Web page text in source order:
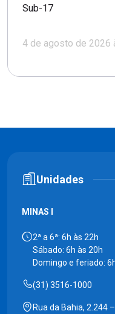
Sub-17
4 de agosto de 2026
Unidades
MINAS I
2ª a 6ª: 6h às 22h
Sábado: 6h às 20h
Domingo e feriado:
(31) 3516-1000
Rua da Bahia, 2.244